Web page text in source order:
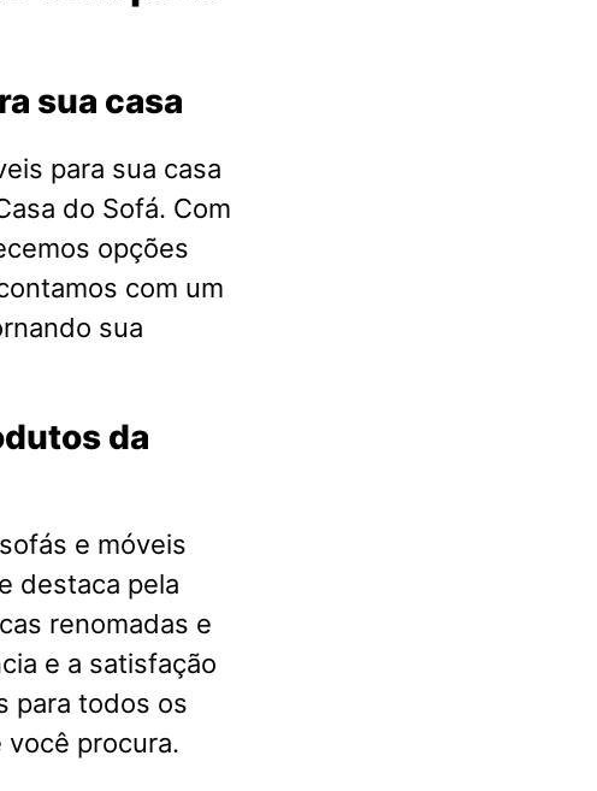
sua casa
para sua casa
do Sofá. Com
opções
com um
sua
da
e móveis
destaca pela
renomadas e
e a satisfação
para todos os
procura.